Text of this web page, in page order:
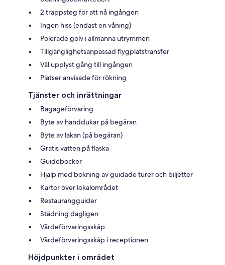
2 trappsteg för att nå ingången
Ingen hiss (endast en våning)
Polerade golv i allmänna utrymmen
Tillgänglighetsanpassad flygplatstransfer
Väl upplyst gång till ingången
Platser anvisade för rökning
Tjänster och inrättningar
Bagageförvaring
Byte av handdukar på begäran
Byte av lakan (på begäran)
Gratis vatten på flaska
Guideböcker
Hjälp med bokning av guidade turer och biljetter
Kartor över lokalområdet
Restaurangguider
Städning dagligen
Värdeförvaringsskåp
Värdeförvaringsskåp i receptionen
Höjdpunkter i området